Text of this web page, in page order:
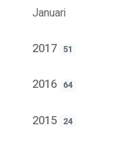
Januari
2017 51
2016 64
2015 24